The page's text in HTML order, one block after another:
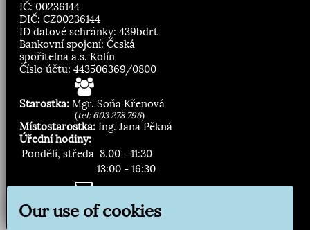
IČ: 00236144
DIČ: CZ00236144
ID datové schránky: 439bdrt
Bankovní spojení: Česká
spořitelna a.s. Kolín
Číslo účtu: 443506369/0800
Starostka: Mgr. Soňa Křenová
(tel: 603 278 796)
Místostarostka: Ing. Jana Pěkná
Úřední hodiny:
Pondělí, středa 8.00 - 11:30
13:00 - 16:30
Zasílání novinek:
Our use of cookies